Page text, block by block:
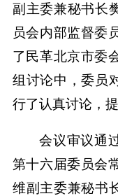
副主委兼秘书长
员会内部监督委
了民革北京市委
组讨论中，委员
行了认真讨论，
会议审议通
第十六届委员会
维副主委兼秘书